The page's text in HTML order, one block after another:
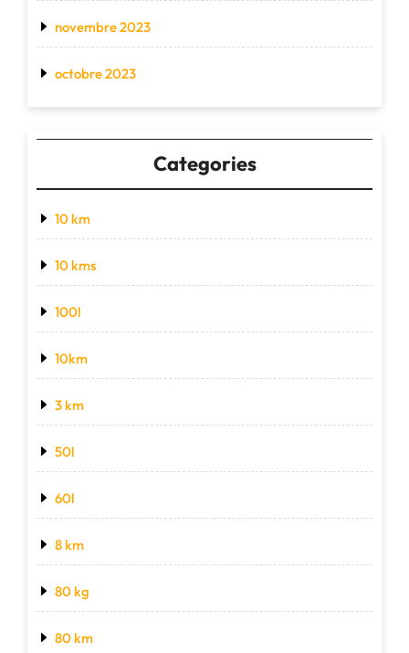
novembre 2023
octobre 2023
Categories
10 km
10 kms
100l
10km
3 km
50l
60l
8 km
80 kg
80 km